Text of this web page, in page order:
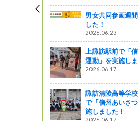
男女共同参画週
した！
2026.06.23
上諏訪駅前で「
運動」を実施しま
2026.06.17
諏訪清陵高等学
で「信州あいさ
施しました！
2026.06.17